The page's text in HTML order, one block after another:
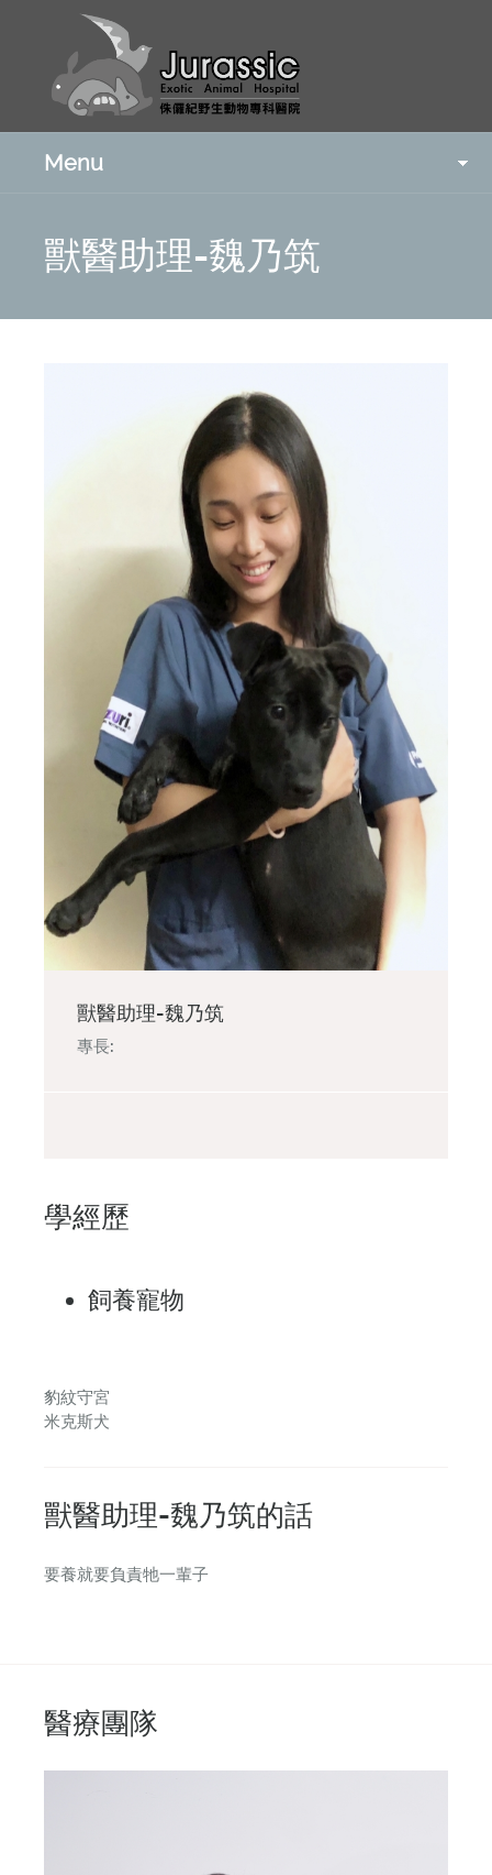
Menu
獸醫助理-魏乃筑
獸醫助理-魏乃筑
專長:
學經歷
飼養寵物
豹紋守宮
米克斯犬
獸醫助理-魏乃筑的話
要養就要負責牠一輩子
醫療團隊